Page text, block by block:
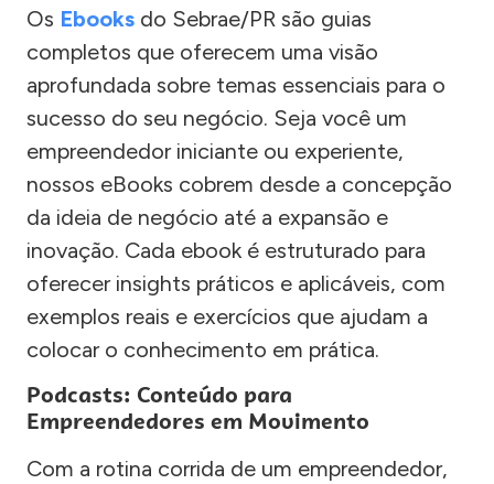
Os Ebooks do Sebrae/PR são guias
completos que oferecem uma visão
aprofundada sobre temas essenciais para o
sucesso do seu negócio. Seja você um
empreendedor iniciante ou experiente,
nossos eBooks cobrem desde a concepção
da ideia de negócio até a expansão e
inovação. Cada ebook é estruturado para
oferecer insights práticos e aplicáveis, com
exemplos reais e exercícios que ajudam a
colocar o conhecimento em prática.
Podcasts: Conteúdo para
Empreendedores em Movimento
Com a rotina corrida de um empreendedor,